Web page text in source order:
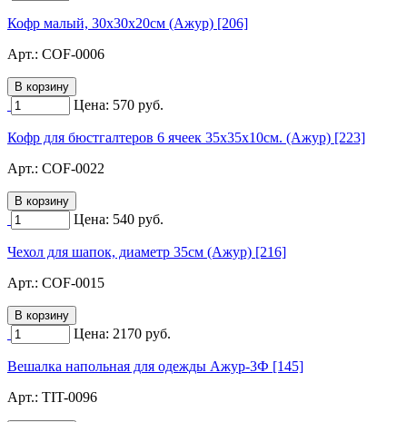
Кофр малый, 30х30х20см (Ажур) [206]
Арт.: COF-0006
Цена: 570 руб.
Кофр для бюстгалтеров 6 ячеек 35х35х10см. (Ажур) [223]
Арт.: COF-0022
Цена: 540 руб.
Чехол для шапок, диаметр 35см (Ажур) [216]
Арт.: COF-0015
Цена: 2170 руб.
Вешалка напольная для одежды Ажур-3Ф [145]
Арт.: TIT-0096